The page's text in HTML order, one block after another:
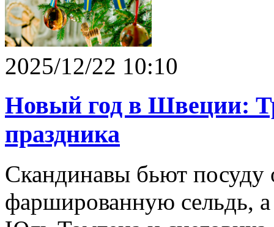
2025/12/22 10:10
Новый год в Швеции:
праздника
Скандинавы бьют посуду
фаршированную сельдь,